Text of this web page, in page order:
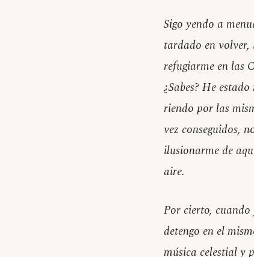
Sigo yendo a
tardado en volver,
refugiarme en las
¿Sabes? He
riendo por las
vez conseguidos,
ilusionarme de
aire.
Por cierto,
detengo en el
música celestial y